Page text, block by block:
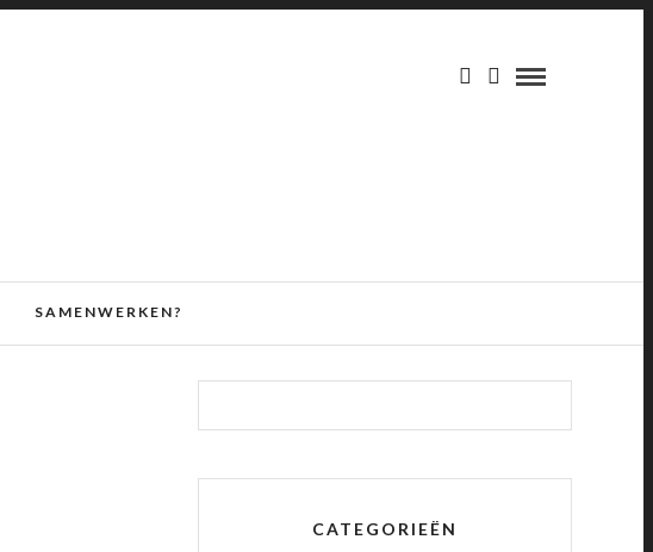
SAMENWERKEN?
CATEGORIEËN